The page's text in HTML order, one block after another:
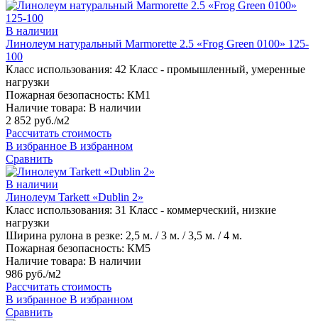
В наличии
Линолеум натуральный Marmorette 2.5 «Frog Green 0100» 125-
100
Класс использования: 42 Класс - промышленный, умеренные
нагрузки
Пожарная безопасность: КМ1
Наличие товара: В наличии
2 852 руб./м2
Рассчитать стоимость
В избранное В избранном
Сравнить
В наличии
Линолеум Tarkett «Dublin 2»
Класс использования: 31 Класс - коммерческий, низкие
нагрузки
Ширина рулона в резке: 2,5 м. / 3 м. / 3,5 м. / 4 м.
Пожарная безопасность: КМ5
Наличие товара: В наличии
986 руб./м2
Рассчитать стоимость
В избранное В избранном
Сравнить